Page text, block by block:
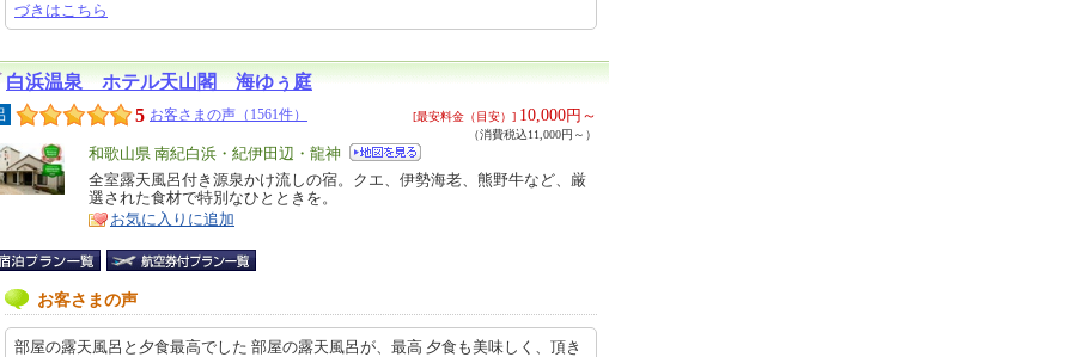
づきはこちら
白浜温泉 ホテル天山閣 海ゆぅ庭
5 お客さまの声（1561件） [最安料金（目安）] 10,000円～
（消費税込11,000円～）
エ
リ
ア
和歌山県 南紀白浜・紀伊田辺・龍神
特
徴
全室露天風呂付き源泉かけ流しの宿。クエ、伊勢海老、熊野牛など、厳
選された食材で特別なひとときを。
お気に入りに追加
お客さまの声
部屋の露天風呂と夕食最高でした 部屋の露天風呂が、最高 夕食も美味しく、頂き